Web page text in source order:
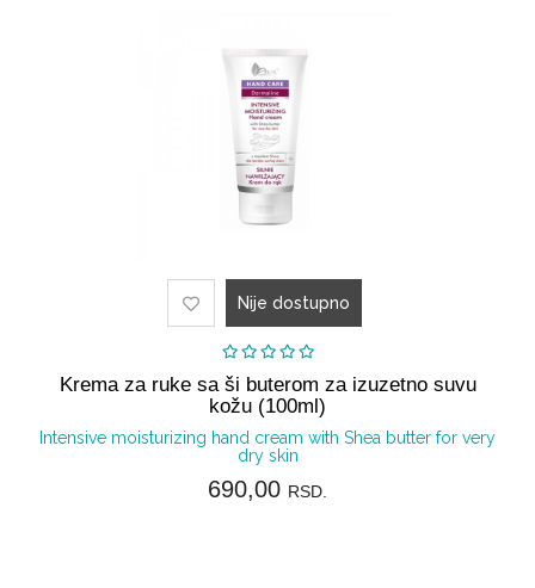
Nije dostupno
Krema za ruke sa ši buterom za izuzetno suvu
kožu (100ml)
Intensive moisturizing hand cream with Shea butter for very
dry skin
690,00 RSD.